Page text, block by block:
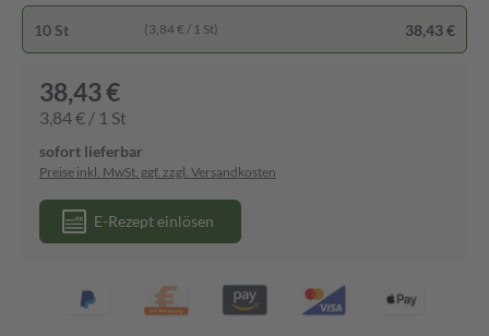
10 St (3,84 € / 1 St) 38,43 €
38,43 €
3,84 € / 1 St
sofort lieferbar
Preise inkl. MwSt. ggf. zzgl. Versandkosten
E-Rezept einlösen